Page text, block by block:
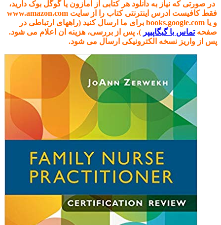
در صورتی که نیاز به دانلود هر کتابی از آمازون یا گوگل بوک دارید،
فقط کافیست ادرس اینترنتی کتاب را از سایت www.amazon.com
و یا books.google.com برای ما ارسال کنید (راههای ارتباطی در
صفحهتماس با گیگاپیپر ). پس از بررسی، هزینه ان اعلام می شود.
پس از واریز نسخه الکترونیکی ارسال می شود.